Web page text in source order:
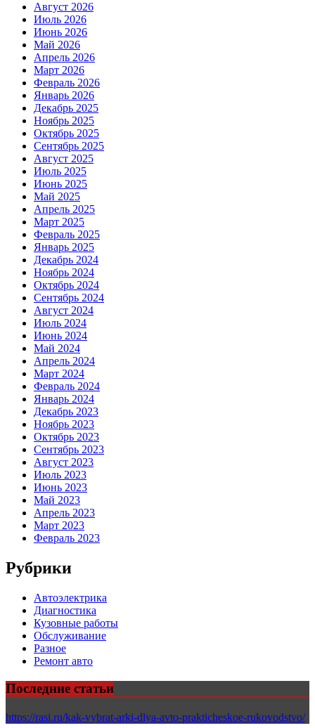
Август 2026
Июль 2026
Июнь 2026
Май 2026
Апрель 2026
Март 2026
Февраль 2026
Январь 2026
Декабрь 2025
Ноябрь 2025
Октябрь 2025
Сентябрь 2025
Август 2025
Июль 2025
Июнь 2025
Май 2025
Апрель 2025
Март 2025
Февраль 2025
Январь 2025
Декабрь 2024
Ноябрь 2024
Октябрь 2024
Сентябрь 2024
Август 2024
Июль 2024
Июнь 2024
Май 2024
Апрель 2024
Март 2024
Февраль 2024
Январь 2024
Декабрь 2023
Ноябрь 2023
Октябрь 2023
Сентябрь 2023
Август 2023
Июль 2023
Июнь 2023
Май 2023
Апрель 2023
Март 2023
Февраль 2023
Рубрики
Автоэлектрика
Диагностика
Кузовные работы
Обслуживание
Разное
Ремонт авто
Последние статьи
https://rasi.ru/kak-vybrat-arki-dlya-avto-prakticheskoe-rukovodstvo/